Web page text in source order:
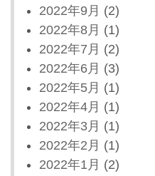
2022年9月 (2)
2022年8月 (1)
2022年7月 (2)
2022年6月 (3)
2022年5月 (1)
2022年4月 (1)
2022年3月 (1)
2022年2月 (1)
2022年1月 (2)